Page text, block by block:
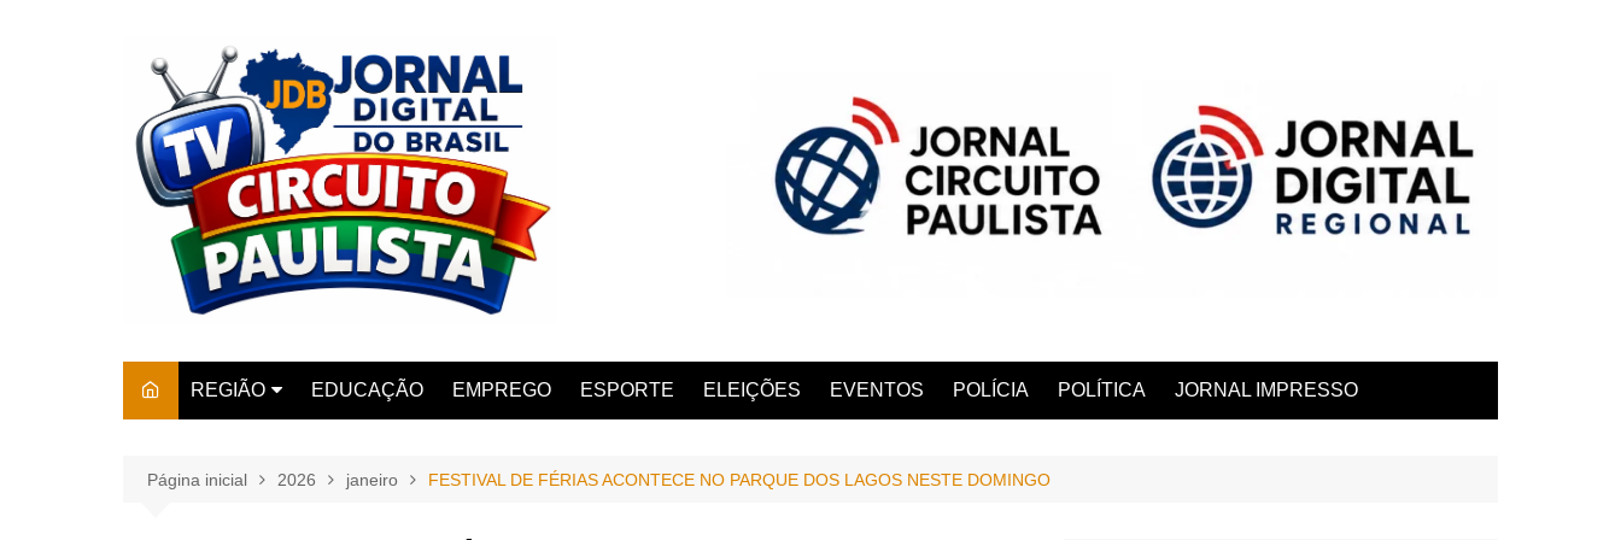
REGIÃO
AMPARO
EDUCAÇÃO EMPREGO ESPORTE ELEIÇÕES EVENTOS POLÍCIA POLÍTICA JORNAL IMPRESSO
Página inicial 2026 janeiro FESTIVAL DE FÉRIAS ACONTECE NO PARQUE DOS LAGOS NESTE DOMINGO